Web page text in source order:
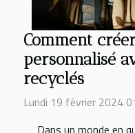
Comment
personnalisé
recyclés
Lundi 19 février 2024
Dans un monde en